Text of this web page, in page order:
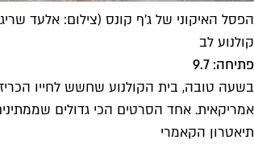
הפסל האיקוני של ג'ף קונס (צילום: אלעד
קולנוע לב
פתיחה: 9.7
אמריקאית. אחד הסרטים הכי גדולים
תיאטרון הקאמרי